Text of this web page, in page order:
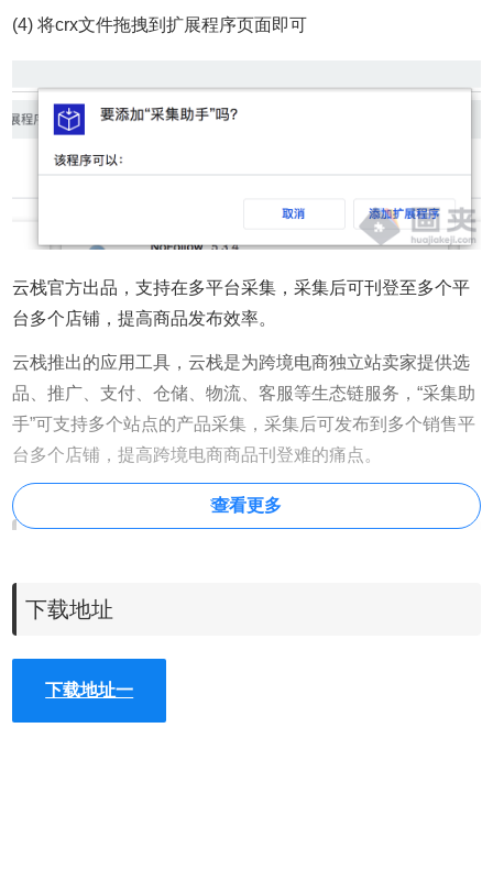
(4) 将crx文件拖拽到扩展程序页面即可
云栈官方出品，支持在多平台采集，采集后可刊登至多个平
台多个店铺，提高商品发布效率。
云栈推出的应用工具，云栈是为跨境电商独立站卖家提供选
品、推广、支付、仓储、物流、客服等生态链服务，“采集助
手”可支持多个站点的产品采集，采集后可发布到多个销售平
台多个店铺，提高跨境电商商品刊登难的痛点。
https://business.xshoppy.shop/
提供方： sailingqy
查看更多
下载地址
下载地址一